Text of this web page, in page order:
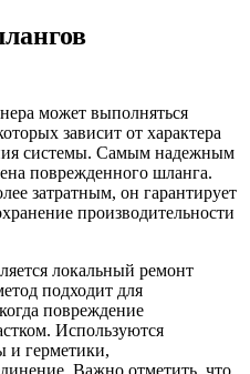
может выполняться
зависит от характера
системы. Самым надежным
поврежденного шланга.
затратным, он гарантирует
производительности
локальный ремонт
подходит для
повреждение
Используются
и герметики,